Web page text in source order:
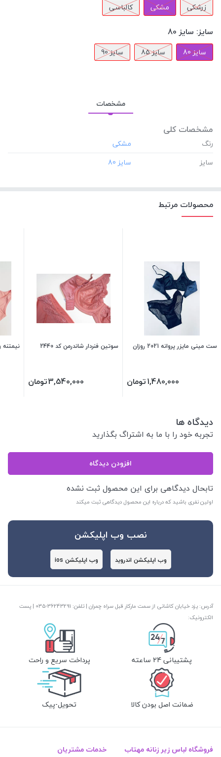
زرشکی مشکی کالباسی
سایز: سایز 80
سایز 80 سایز 85 سایز 90
مشخصات
مشخصات کلی
رنگ
سایز
محصولات مرتبط
ست مینی مایزر پروانه 2021 روزان
1,480,000تومان
سوتین فنردار شاندرمن کد 2440
3,540,000تومان
نیمتنه
دیدگاه ها
تجربه خود را با ما به اشتراگ بگذارید
افزودن دیدگاه
تابحال دیدگاهی برای این محصول ثبت نشده
اولین نفری باشید که درباره این محصول دیدگاهی ثبت میکند
نصب وب اپلیکشن
وب اپلیکشن اندروید وب اپلیکشن ios
آدرس: یزد خیابان کاشانی از سمت مارکار قبل سراه چمران | تلفن: ‎035-36243291 | پست
الکترونیک:
پشتیبانی 24 ساعته پرداخت سریع و راحت
ضمانت اصل بودن کالا تحویل-پیک
فروشگاه لباس زیر زنانه مهتاب خدمات مشتریان